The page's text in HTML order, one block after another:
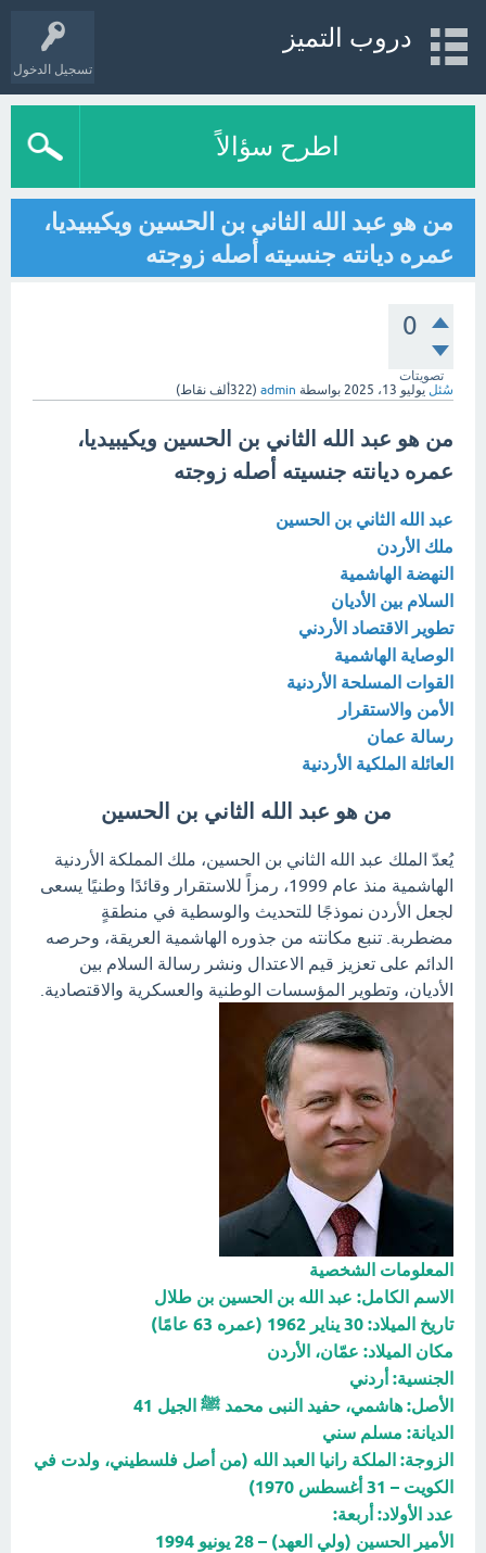
تسجيل الدخول
دروب التميز
اطرح سؤالاً
من هو عبد الله الثاني بن الحسين ويكيبيديا،
عمره ديانته جنسيته أصله زوجته
0
تصويتات
سُئل يوليو 13، 2025 بواسطة admin
(322ألف نقاط)
من هو عبد الله الثاني بن الحسين ويكيبيديا،
عمره ديانته جنسيته أصله زوجته
عبد الله الثاني بن الحسين
ملك الأردن
النهضة الهاشمية
السلام بين الأديان
تطوير الاقتصاد الأردني
الوصاية الهاشمية
القوات المسلحة الأردنية
الأمن والاستقرار
رسالة عمان
العائلة الملكية الأردنية
من هو عبد الله الثاني بن الحسين
يُعدّ الملك عبد الله الثاني بن الحسين، ملك المملكة الأردنية
الهاشمية منذ عام 1999، رمزاً للاستقرار وقائدًا وطنيًا يسعى
لجعل الأردن نموذجًا للتحديث والوسطية في منطقةٍ
مضطربة. تنبع مكانته من جذوره الهاشمية العريقة، وحرصه
الدائم على تعزيز قيم الاعتدال ونشر رسالة السلام بين
الأديان، وتطوير المؤسسات الوطنية والعسكرية والاقتصادية.
المعلومات الشخصية
الاسم الكامل: عبد الله بن الحسين بن طلال
تاريخ الميلاد: 30 يناير 1962 (عمره 63 عامًا)
مكان الميلاد: عمّان، الأردن
الجنسية: أردني
الأصل: هاشمي، حفيد النبى محمد ﷺ الجيل 41
الديانة: مسلم سني
الزوجة: الملكة رانيا العبد الله (من أصل فلسطيني، ولدت في
الكويت – 31 أغسطس 1970)
عدد الأولاد: أربعة:
الأمير الحسين (ولي العهد) – 28 يونيو 1994